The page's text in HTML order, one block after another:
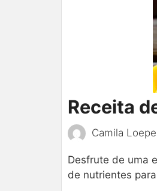
Receita
Camila
Desfrute de uma
de nutrientes